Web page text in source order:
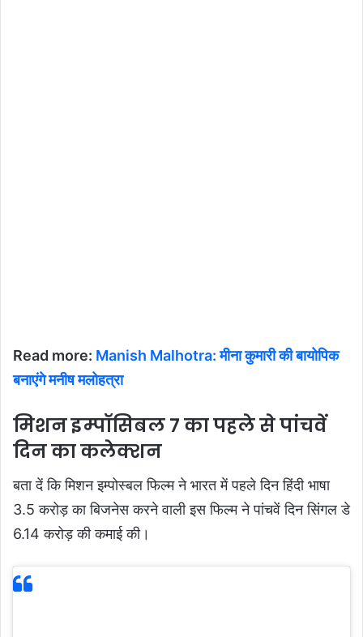
Read more: Manish Malhotra: मीना कुमारी की बायोपिक
बनाएंगे मनीष मलोहत्रा
मिशन इम्पॉसिबल 7 का पहले से पांचवें
दिन का कलेक्शन
बता दें कि मिशन इम्पोस्बल फिल्म ने भारत में पहले दिन हिंदी भाषा
3.5 करोड़ का बिजनेस करने वाली इस फिल्म ने पांचवें दिन सिंगल डे
6.14 करोड़ की कमाई की।